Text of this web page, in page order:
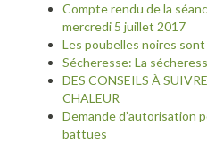
Compte rendu de la
mercredi 5 juillet 2017
Les poubelles noires sont
Sécheresse: La
DES CONSEILS À
CHALEUR
Demande d’autorisation
battues